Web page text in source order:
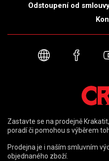
Odstoupení od
Webové
Zastavte se na prodejně
poradí či pomohou s výběrem
Prodejna je i naším smluvním
objednaného zboží.